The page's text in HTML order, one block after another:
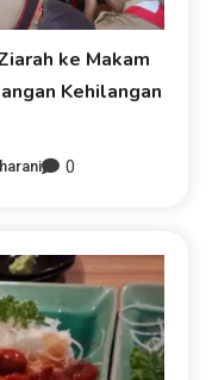
ke Makam
Kehilangan
0